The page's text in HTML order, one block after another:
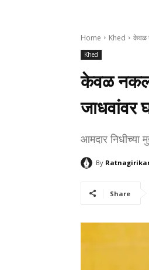
Home Khed केवळ
Khed
केवळ
जाधवांवर
आमदार निधीच्या
By
Share